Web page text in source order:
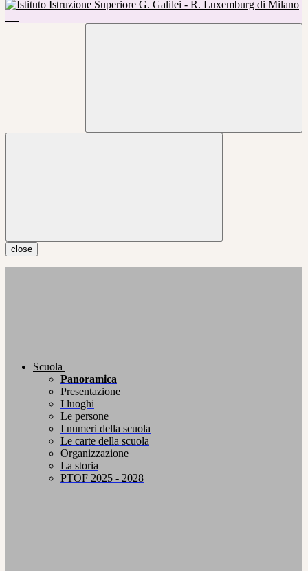
close
Scuola
Panoramica
Presentazione
I luoghi
Le persone
I numeri della scuola
Le carte della scuola
Organizzazione
La storia
PTOF 2025 - 2028